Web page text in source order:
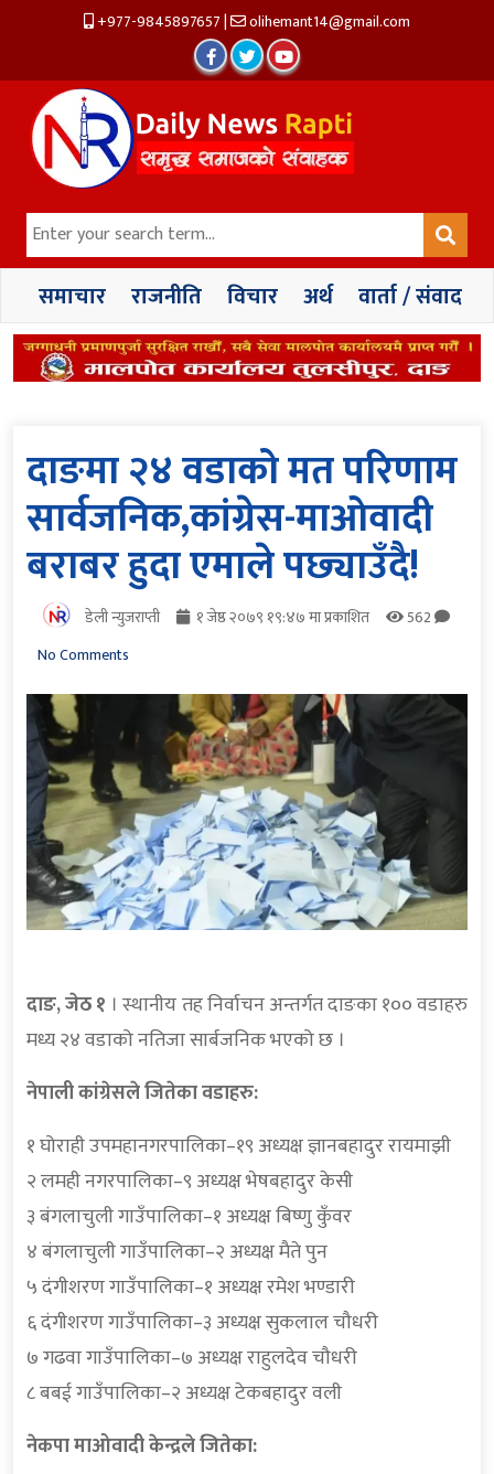
+977-9845897657| olihemant14@gmail.com
समाचार राजनीति विचार अर्थ वार्ता / संवाद
दाङमा २४ वडाको मत परिणाम
सार्वजनिक,कांग्रेस-माओवादी
बराबर हुदा एमाले पछ्याउँदै!
डेली न्युजराप्ती १ जेष्ठ २०७९ १९:४७ मा प्रकाशित
562
No Comments
दाङ, जेठ १ । स्थानीय तह निर्वाचन अन्तर्गत दाङका १०० वडाहरु
मध्य २४ वडाको नतिजा सार्बजनिक भएको छ ।
नेपाली कांग्रेसले जितेका वडाहरु:
१ घोराही उपमहानगरपालिका–१९ अध्यक्ष ज्ञानबहादुर रायमाझी
२ लमही नगरपालिका–९ अध्यक्ष भेषबहादुर केसी
३ बंगलाचुली गाउँपालिका–१ अध्यक्ष बिष्णु कुँवर
४ बंगलाचुली गाउँपालिका–२ अध्यक्ष मैते पुन
५ दंगीशरण गाउँपालिका–१ अध्यक्ष रमेश भण्डारी
६ दंगीशरण गाउँपालिका–३ अध्यक्ष सुकलाल चौधरी
७ गढवा गाउँपालिका–७ अध्यक्ष राहुलदेव चौधरी
८ बबई गाउँपालिका–२ अध्यक्ष टेकबहादुर वली
नेकपा माओवादी केन्द्रले जितेका: